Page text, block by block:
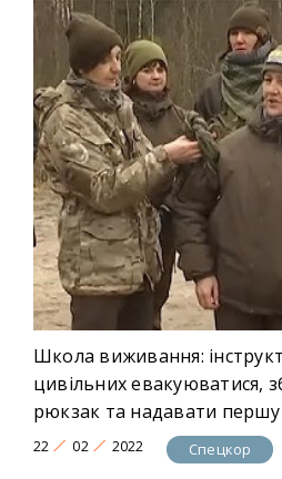
Школа виживання:
цивільних евакуюватися,
рюкзак та надавати
22 02 2022 Спецкор